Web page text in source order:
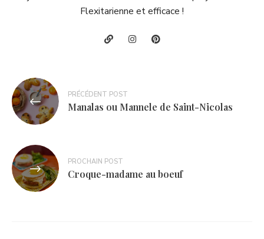
Flexitarienne et efficace !
Navigation
de
l’article
PRÉCÉDENT POST
Manalas ou Mannele de Saint-Nicolas
PROCHAIN POST
Croque-madame au boeuf